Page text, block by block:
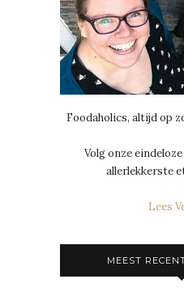
Foodaholics, altijd op
Volg onze
allerlekkerste
Lees
MEEST